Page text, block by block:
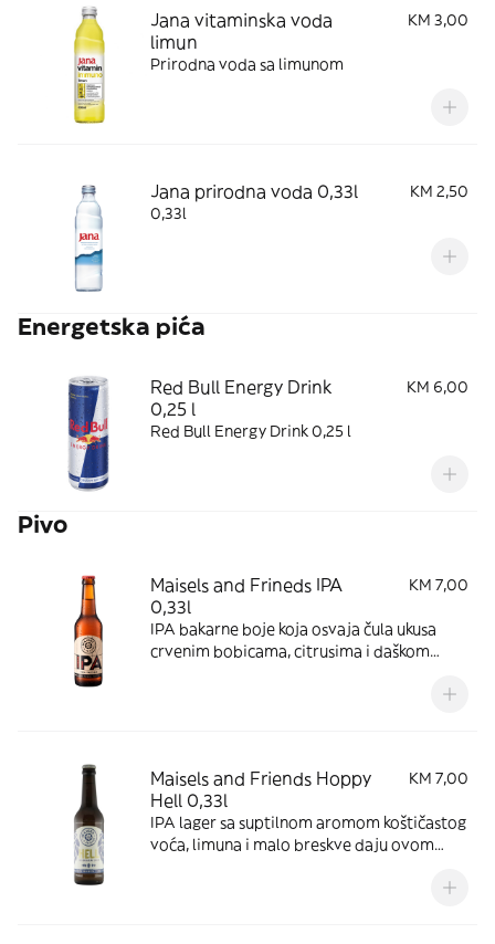
Jana vitaminska voda
limun
KM 3,00
Prirodna voda sa limunom
Jana prirodna voda 0,33l
KM 2,50
0,33l
Energetska pića
Red Bull Energy Drink
0,25 l
KM 6,00
Red Bull Energy Drink 0,25 l
Pivo
Maisels and Frineds IPA
0,33l
KM 7,00
IPA bakarne boje koja osvaja čula ukusa
crvenim bobicama, citrusima i daškom
Maisels and Friends Hoppy
Hell 0,33l
KM 7,00
IPA lager sa suptilnom aromom koštičastog
voća, limuna i malo breskve daju ovom